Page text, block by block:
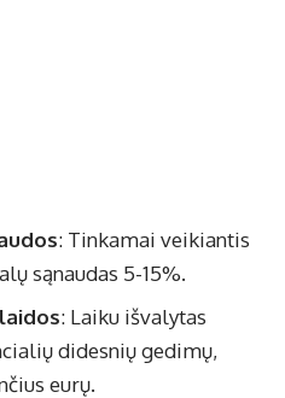
: Tinkamai veikiantis
sąnaudas 5-15%.
: Laiku išvalytas
didesnių gedimų,
eurų.